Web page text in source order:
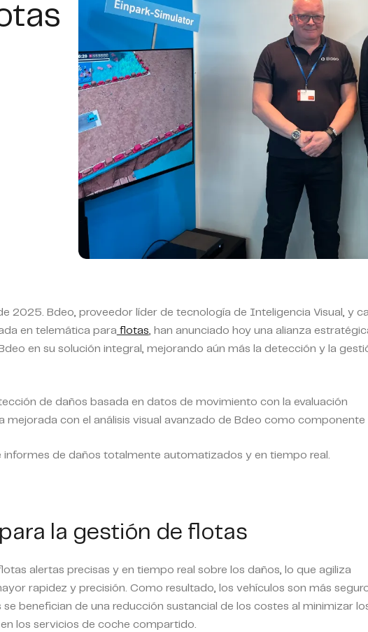
2025. Bdeo, proveedor líder de tecnología de Inteligencia Visual, y
en telemática para flotas , han anunciado hoy una alianza
en su solución integral, mejorando aún más la detección y la
de daños basada en datos de movimiento con la evaluación
con el análisis visual avanzado de Bdeo como componente
de daños totalmente automatizados y en tiempo real.
la gestión de flotas
alertas precisas y en tiempo real sobre los daños, lo que agiliza
rapidez y precisión. Como resultado, los vehículos son más
benefician de una reducción sustancial de los costes al minimizar
los servicios de coche compartido.